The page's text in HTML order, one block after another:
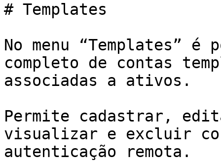
# Templates
No menu “Templates”
completo de contas
associadas a ativos.
Permite cadastrar,
visualizar e excluir
autenticação remota.